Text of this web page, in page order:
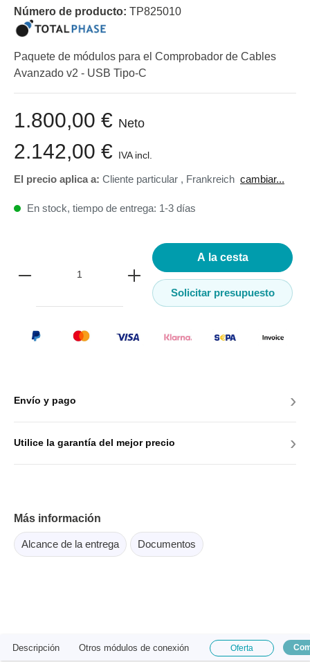
Número de producto: TP825010
Paquete de módulos para el Comprobador de Cables
Avanzado v2 - USB Tipo-C
1.800,00 € Neto
2.142,00 € IVA incl.
El precio aplica a: Cliente particular , Frankreich cambiar...
En stock, tiempo de entrega: 1-3 días
A la cesta
Solicitar presupuesto
Envío y pago ›
Utilice la garantía del mejor precio ›
Más información
Alcance de la entrega Documentos
Descripción Otros módulos de conexión Oferta